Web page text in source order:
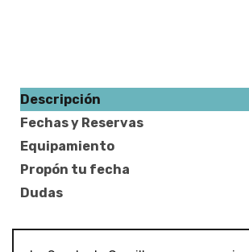
Descripción
Fechas y Reservas
Equipamiento
Propón tu fecha
Dudas